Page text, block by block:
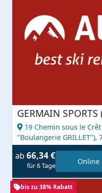
GERMAIN SPORTS
19 Chemin sous le
"Boulangerie GRILLET"),
ab 66,34 €
für 6 Tage Online
bis zu 38% Rabatt